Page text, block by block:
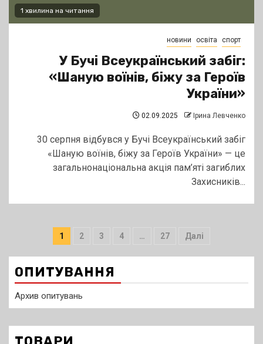
1 хвилина на читання
новини освіта спорт
У Бучі Всеукраїнський забіг:
«Шаную воїнів, біжу за Героїв
України»
02.09.2025 Ірина Левченко
30 серпня відбувся у Бучі Всеукраїнський забіг
«Шаную воїнів, біжу за Героїв України» — це
загальнонаціональна акція пам’яті загиблих
Захисників...
Пагінація
записів
1 2 3 4 … 27 Далі
ОПИТУВАННЯ
Архив опитувань